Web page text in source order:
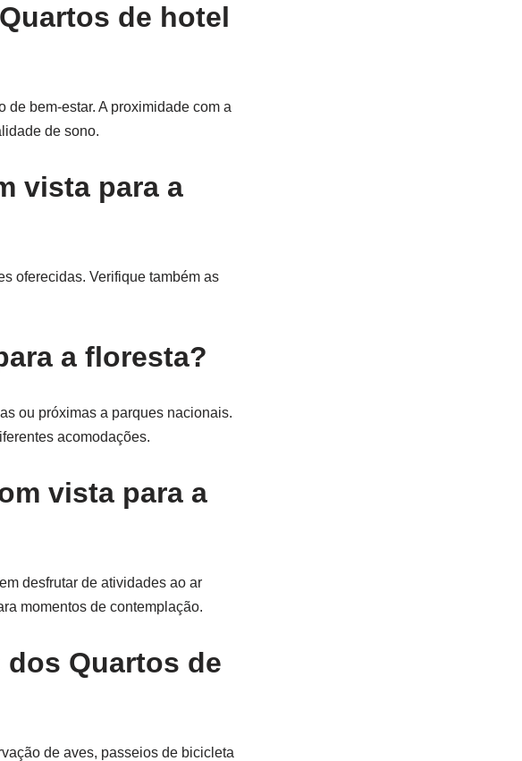
de hotel
de bem-estar. A proximidade com a
de sono.
vista para a
oferecidas. Verifique também as
a floresta?
ou próximas a parques nacionais.
acomodações.
vista para a
desfrutar de atividades ao ar
momentos de contemplação.
Quartos de
de aves, passeios de bicicleta